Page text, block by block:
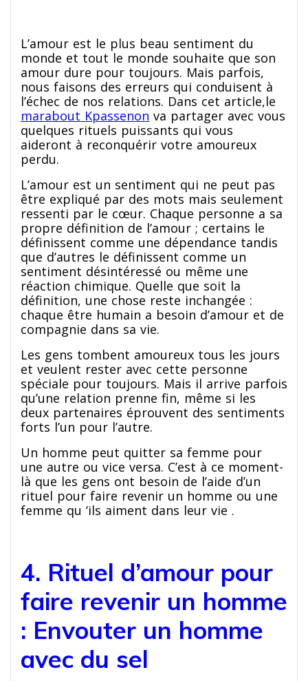
L’amour est le plus beau sentiment du
monde et tout le monde souhaite que son
amour dure pour toujours. Mais parfois,
nous faisons des erreurs qui conduisent à
l’échec de nos relations. Dans cet article,le
marabout Kpassenon va partager avec vous
quelques rituels puissants qui vous
aideront à reconquérir votre amoureux
perdu.
L’amour est un sentiment qui ne peut pas
être expliqué par des mots mais seulement
ressenti par le cœur. Chaque personne a sa
propre définition de l’amour ; certains le
définissent comme une dépendance tandis
que d’autres le définissent comme un
sentiment désintéressé ou même une
réaction chimique. Quelle que soit la
définition, une chose reste inchangée :
chaque être humain a besoin d’amour et de
compagnie dans sa vie.
Les gens tombent amoureux tous les jours
et veulent rester avec cette personne
spéciale pour toujours. Mais il arrive parfois
qu’une relation prenne fin, même si les
deux partenaires éprouvent des sentiments
forts l’un pour l’autre.
Un homme peut quitter sa femme pour
une autre ou vice versa. C’est à ce moment-
là que les gens ont besoin de l’aide d’un
rituel pour faire revenir un homme ou une
femme qu ‘ils aiment dans leur vie .
4. Rituel d’amour pour
faire revenir un homme
: Envouter un homme
avec du sel